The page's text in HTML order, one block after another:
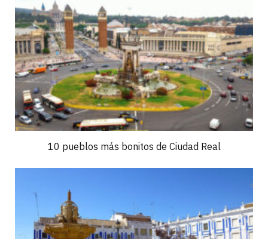
10 pueblos más bonitos de Ciudad Real